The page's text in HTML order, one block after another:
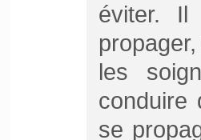
éviter.
les
conduire
se